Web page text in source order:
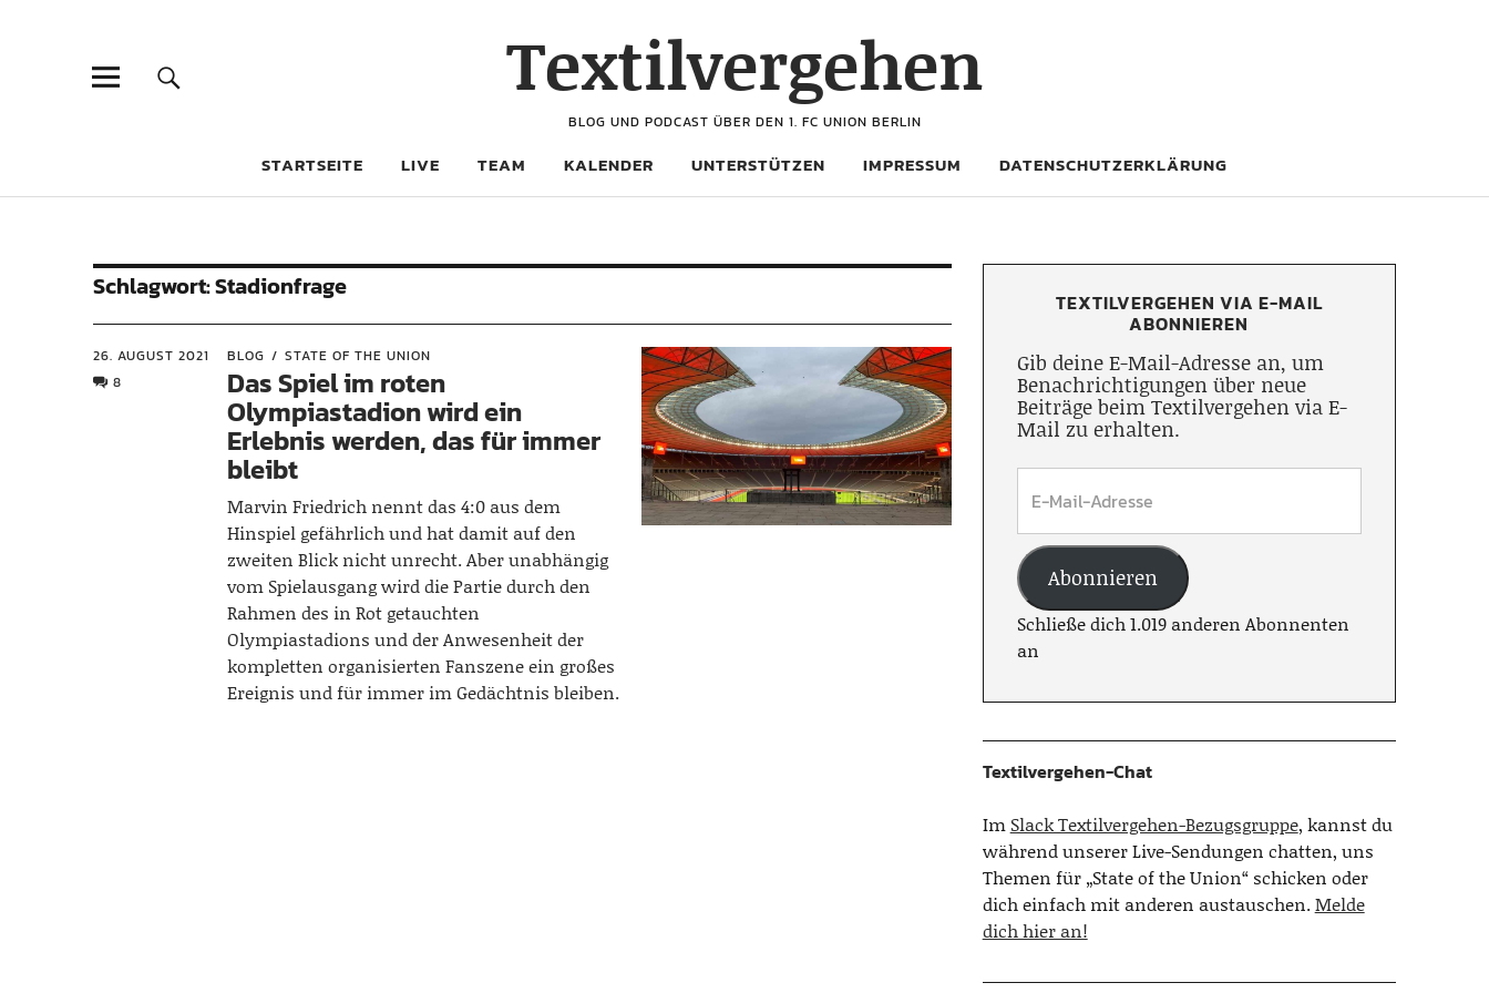
Textilvergehen
BLOG UND PODCAST ÜBER DEN 1. FC UNION BERLIN
STARTSEITE LIVE TEAM KALENDER UNTERSTÜTZEN IMPRESSUM DATENSCHUTZERKLÄRUNG
Schlagwort:Stadionfrage
26. AUGUST 2021
8
BLOG STATE OF THE UNION
Das Spiel im roten
Olympiastadion wird ein
Erlebnis werden, das für immer
bleibt
Marvin Friedrich nennt das 4:0 aus dem
Hinspiel gefährlich und hat damit auf den
zweiten Blick nicht unrecht. Aber unabhängig
vom Spielausgang wird die Partie durch den
Rahmen des in Rot getauchten
Olympiastadions und der Anwesenheit der
kompletten organisierten Fanszene ein großes
Ereignis und für immer im Gedächtnis bleiben.
TEXTILVERGEHEN VIA E-MAIL
ABONNIEREN
Gib deine E-Mail-Adresse an, um
Benachrichtigungen über neue
Beiträge beim Textilvergehen via E-
Mail zu erhalten.
Abonnieren
Schließe dich 1.019 anderen Abonnenten
an
Textilvergehen-Chat
Im Slack Textilvergehen-Bezugsgruppe, kannst du
während unserer Live-Sendungen chatten, uns
Themen für „State of the Union“ schicken oder
dich einfach mit anderen austauschen.Melde
dich hier an!